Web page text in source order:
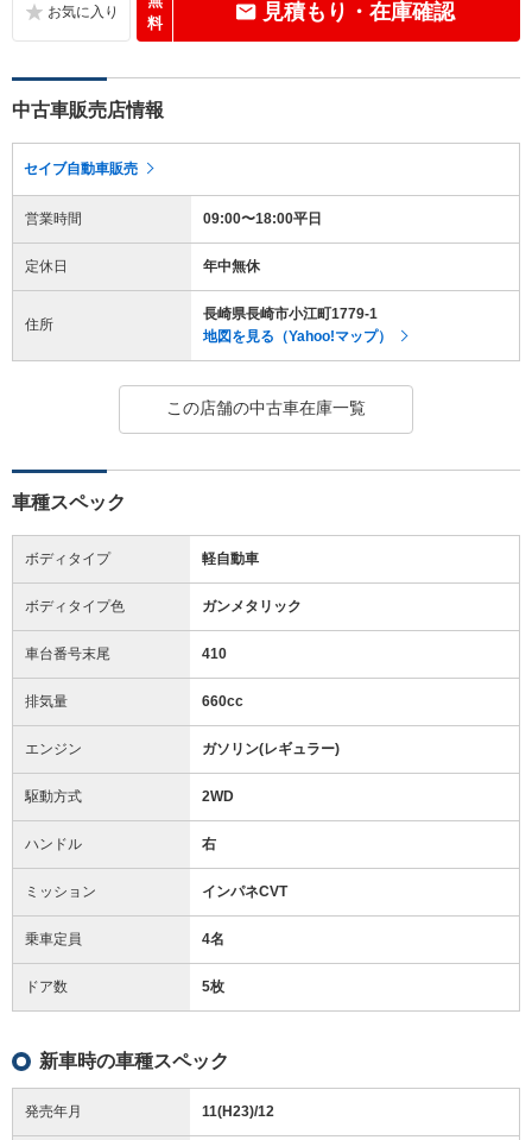
料
見積もり・在庫確認
中古車販売店情報
セイブ自動車販売
営業時間 09:00〜18:00平日
定休日 年中無休
住所
長崎県長崎市小江町1779-1
地図を見る（Yahoo!マップ）
この店舗の中古車在庫一覧
車種スペック
ボディタイプ 軽自動車
ボディタイプ色 ガンメタリック
車台番号末尾 410
排気量 660cc
エンジン ガソリン(レギュラー)
駆動方式 2WD
ハンドル 右
ミッション インパネCVT
乗車定員 4名
ドア数 5枚
新車時の車種スペック
発売年月 11(H23)/12